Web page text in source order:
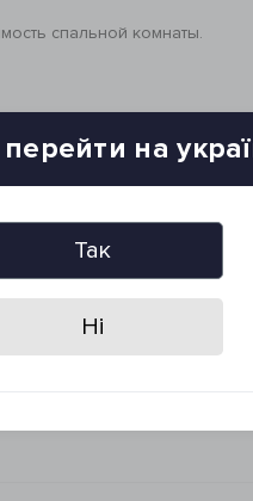
спальной комнаты.
на
Так
Ні